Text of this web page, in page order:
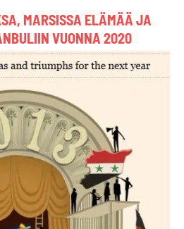
MARSISSA ELÄMÄÄ JA
VUONNA 2020